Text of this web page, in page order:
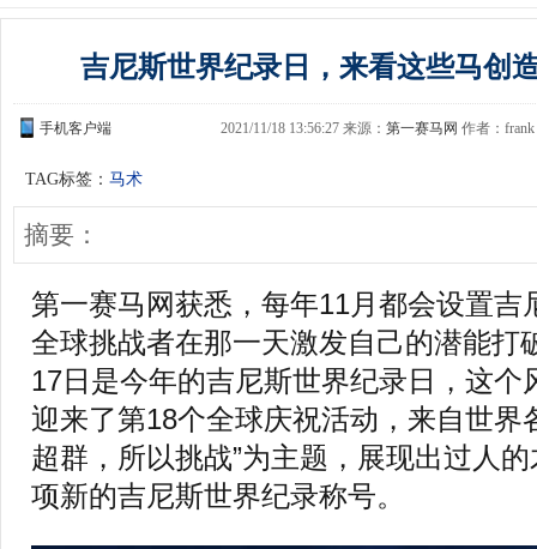
吉尼斯世界纪录日，来看这些马创
手机客户端 2021/11/18 13:56:27 来源：第一赛马网 作者：
TAG标签： 马术
摘要：
第一赛马网获悉，每年11月都会设置吉
全球挑战者在那一天激发自己的潜能打
17日是今年的吉尼斯世界纪录日，这个
迎来了第18个全球庆祝活动，来自世界
超群，所以挑战”为主题，展现出过人
项新的吉尼斯世界纪录称号。